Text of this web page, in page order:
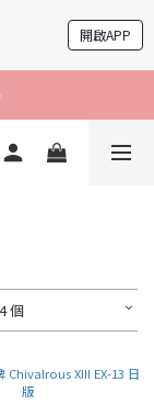
開啟APP
個